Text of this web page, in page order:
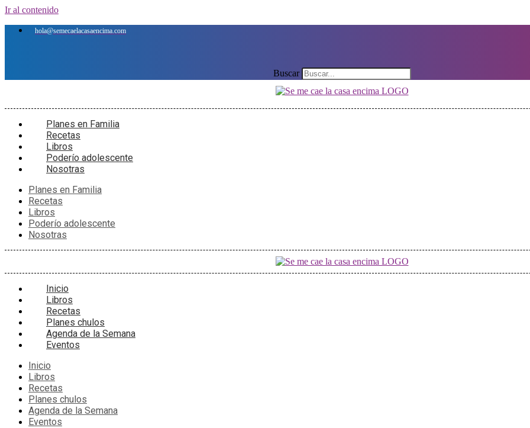
Ir al contenido
hola@semecaelacasaencima.com
Buscar
Planes en Familia
Recetas
Libros
Poderío adolescente
Nosotras
Planes en Familia
Recetas
Libros
Poderío adolescente
Nosotras
Inicio
Libros
Recetas
Planes chulos
Agenda de la Semana
Eventos
Inicio
Libros
Recetas
Planes chulos
Agenda de la Semana
Eventos